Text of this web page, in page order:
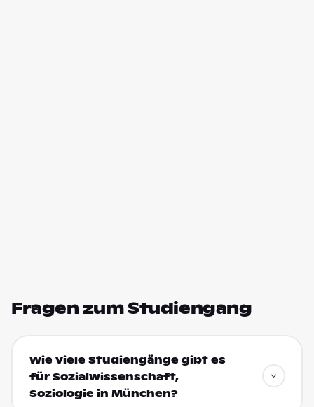
Fragen zum Studiengang
Wie viele Studiengänge gibt es
für Sozialwissenschaft,
Soziologie in München?